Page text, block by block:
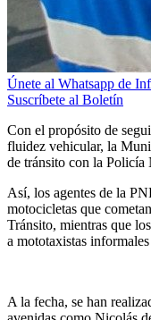
Únete al Whatsapp de
Suscríbete al Boletín
Con el propósito de
fluidez vehicular, la
de tránsito con la Policía
Así, los agentes de la
motocicletas que
Tránsito, mientras que
a mototaxistas
A la fecha, se han